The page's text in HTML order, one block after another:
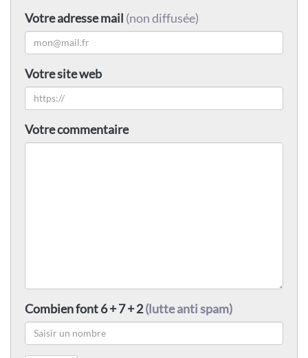
Votre adresse mail (non diffusée)
Votre site web
Votre commentaire
Combien font 6 + 7 + 2(lutte anti spam)